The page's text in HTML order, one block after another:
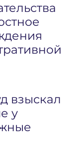
взыскал
у